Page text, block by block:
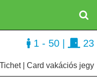
Tichet | Card vakációs jegy
1 - 50 23